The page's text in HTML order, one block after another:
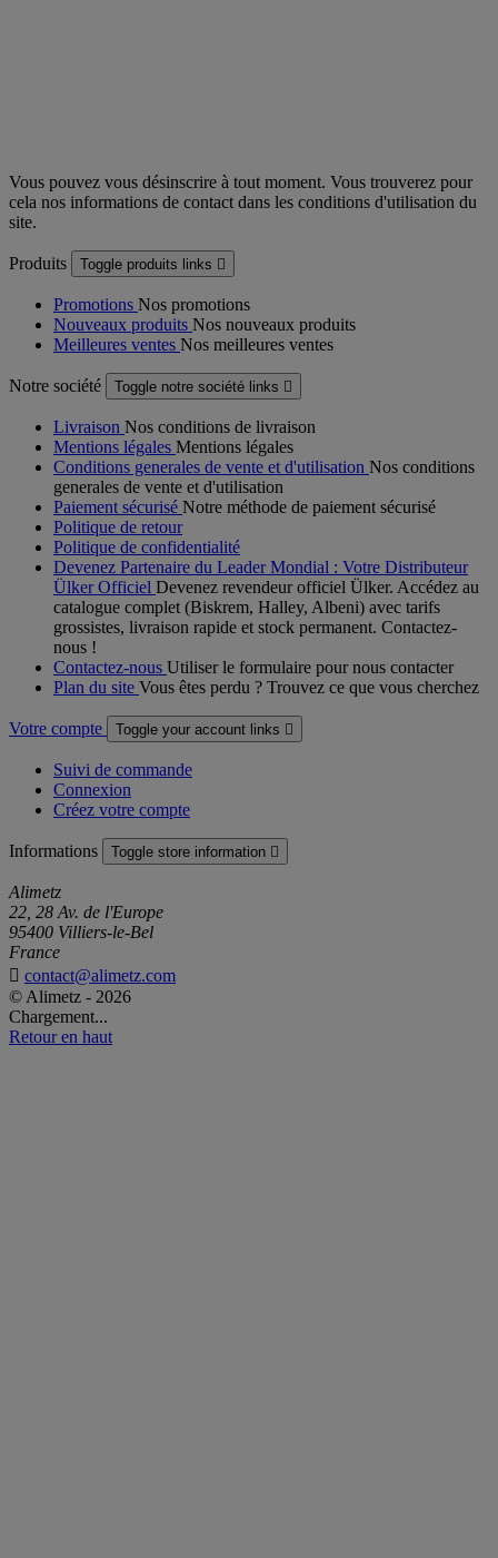
Vous pouvez vous désinscrire à tout moment. Vous trouverez pour
cela nos informations de contact dans les conditions d'utilisation du
site.
Produits Toggle produits links 
Promotions Nos promotions
Nouveaux produits Nos nouveaux produits
Meilleures ventes Nos meilleures ventes
Notre société Toggle notre société links 
Livraison Nos conditions de livraison
Mentions légales Mentions légales
Conditions generales de vente et d'utilisation Nos conditions
generales de vente et d'utilisation
Paiement sécurisé Notre méthode de paiement sécurisé
Politique de retour
Politique de confidentialité
Devenez Partenaire du Leader Mondial : Votre Distributeur
Ülker Officiel Devenez revendeur officiel Ülker. Accédez au
catalogue complet (Biskrem, Halley, Albeni) avec tarifs
grossistes, livraison rapide et stock permanent. Contactez-
nous !
Contactez-nous Utiliser le formulaire pour nous contacter
Plan du site Vous êtes perdu ? Trouvez ce que vous cherchez
Votre compte Toggle your account links 
Suivi de commande
Connexion
Créez votre compte
Informations Toggle store information 
Alimetz
22, 28 Av. de l'Europe
95400 Villiers-le-Bel
France
 contact@alimetz.com
© Alimetz - 2026
Chargement...
Retour en haut